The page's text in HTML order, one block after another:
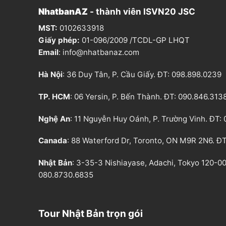
0
₫
0
,
0
₫
NhatbanAZ - thành viên ISVN20 JSC
MST: 0102633918
Giấy phép: 01-096/2009 /TCDL-GP LHQT
Email: info@nhatbanaz.com
Hà Nội: 36 Duy Tân, P. Cầu Giấy. ĐT: 098.898.0239
TP. HCM: 06 Yersin, P. Bến Thành. ĐT:
Nghệ An: 11 Nguyễn Huy Oánh, P. Trường Vinh. ĐT:
Canada: 88 Waterford Dr, Toronto, ON M9R 2N6.
Nhật Bản: 3-35-3 Nishiayase, Adachi, Tokyo 120-
080.8730.6835
Tour Nhật Bản trọn gói